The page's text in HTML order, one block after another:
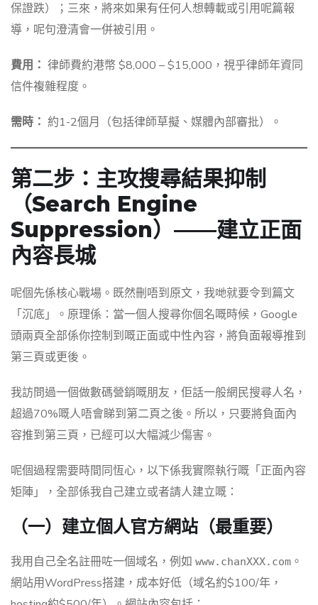
保證跌）；三來，將來如果有任何人想轉載或引用呢篇報
導，呢句澄清會一併被引用。
費用： 律師費約港幣 $8,000 – $15,000，視乎律師年資同
信件複雜程度。
需時： 約1-2個月（包括律師草擬、媒體內部審批）。
第二步：主攻搜尋結果抑制
（Search Engine
Suppression）——建立正面
內容長城
呢個先係核心戰場。既然刪唔到原文，我哋就要令到篇文
「沉底」。原理係：當一個人搜尋你個名嘅時候，Google
頭兩頁全部係你控制到嘅正面或中性內容，將負面報導推到
第三頁或更後。
我訪問過一個做數碼營銷嘅朋友，佢話一般網民搜尋人名，
超過70%嘅人唔會睇到第二頁之後。所以，只要將負面內
容推到第三頁，已經可以大幅減少傷害。
呢個過程需要時間同恆心，以下係我實際執行嘅「正面內容
矩陣」，全部係我自己建立或者請人建立嘅：
（一）建立個人官方網站（最重要）
我用自己全名註冊咗一個域名，例如 www.chanXXX.com 。
網站用WordPress搭建，成本好低（域名約$100/年，